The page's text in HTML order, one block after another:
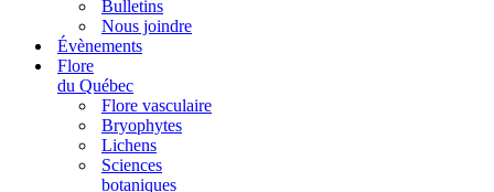
Bulletins
Nous joindre
Évènements
Flore
du Québec
Flore vasculaire
Bryophytes
Lichens
Sciences
botaniques